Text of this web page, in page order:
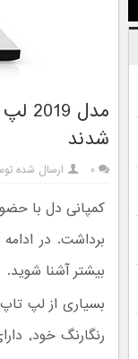
شدند
۰ ارسال شده
بیشتر آشنا شوید.